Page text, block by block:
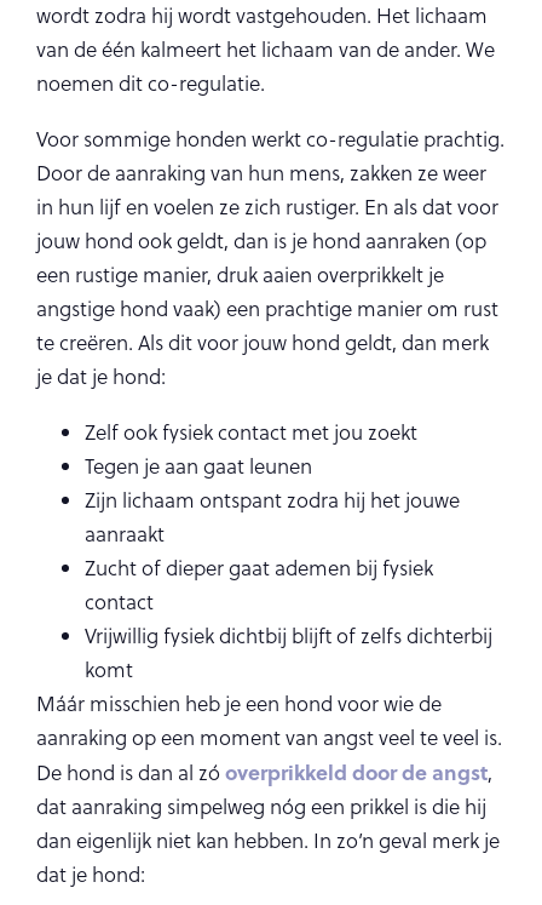
wordt zodra hij wordt vastgehouden. Het lichaam
van de één kalmeert het lichaam van de ander. We
noemen dit co-regulatie.
Voor sommige honden werkt co-regulatie prachtig.
Door de aanraking van hun mens, zakken ze weer
in hun lijf en voelen ze zich rustiger. En als dat voor
jouw hond ook geldt, dan is je hond aanraken (op
een rustige manier, druk aaien overprikkelt je
angstige hond vaak) een prachtige manier om rust
te creëren. Als dit voor jouw hond geldt, dan merk
je dat je hond:
Zelf ook fysiek contact met jou zoekt
Tegen je aan gaat leunen
Zijn lichaam ontspant zodra hij het jouwe
aanraakt
Zucht of dieper gaat ademen bij fysiek
contact
Vrijwillig fysiek dichtbij blijft of zelfs dichterbij
komt
Máár misschien heb je een hond voor wie de
aanraking op een moment van angst veel te veel is.
De hond is dan al zó overprikkeld door de angst,
dat aanraking simpelweg nóg een prikkel is die hij
dan eigenlijk niet kan hebben. In zo’n geval merk je
dat je hond: